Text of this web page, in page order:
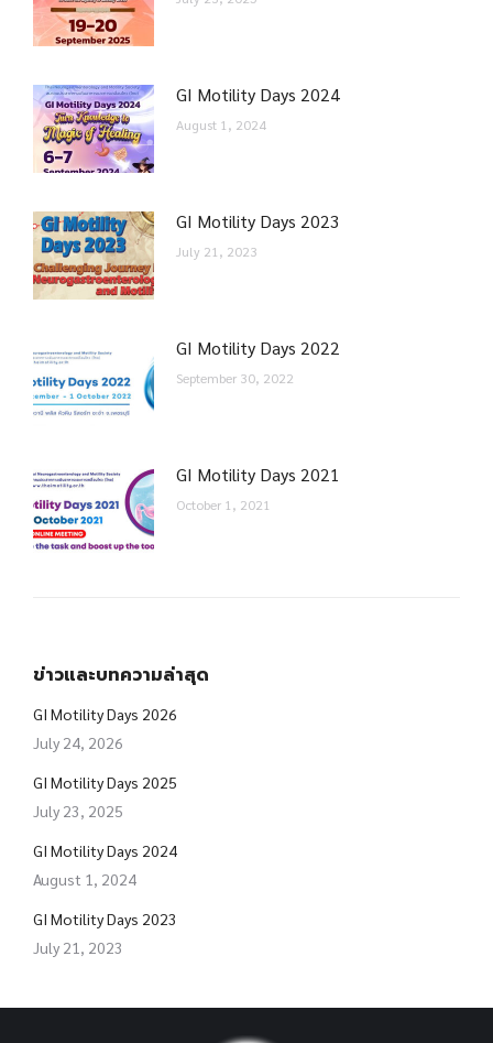
GI Motility Days 2024
August 1, 2024
GI Motility Days 2023
July 21, 2023
GI Motility Days 2022
September 30, 2022
GI Motility Days 2021
October 1, 2021
ข่าวและบทความล่าสุด
GI Motility Days 2026
July 24, 2026
GI Motility Days 2025
July 23, 2025
GI Motility Days 2024
August 1, 2024
GI Motility Days 2023
July 21, 2023